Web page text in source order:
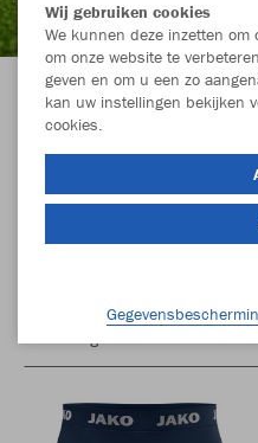
Welkom in de
Wij gebruiken cookies
We kunnen deze inzetten om
om onze website te
geven en om u een zo
kan uw instellingen bekijken
cookies.